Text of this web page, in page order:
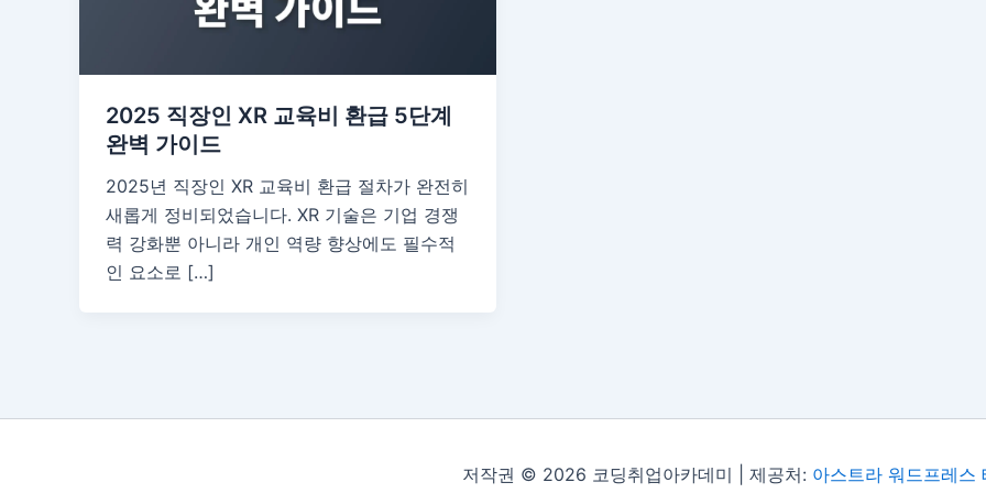
2025 직장인 XR 교육비 환급 5단계
완벽 가이드
2025년 직장인 XR 교육비 환급 절차가 완전히
새롭게 정비되었습니다. XR 기술은 기업 경쟁
력 강화뿐 아니라 개인 역량 향상에도 필수적
인 요소로 […]
저작권 © 2026 코딩취업아카데미 | 제공처: 아스트라 워드프레스